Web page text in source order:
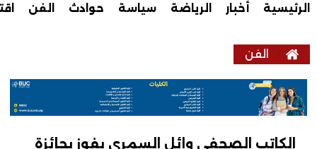
الرئيسية أخبار الرياضة سياسة حوادث الفن
الفن
الكاتب الصحفي وائل السمرى يفوز بجائزة